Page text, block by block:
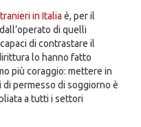
in Italia è, per il
di quelli
di contrastare il
lo hanno fatto
più coraggio: mettere in
permesso di soggiorno è
a tutti i settori